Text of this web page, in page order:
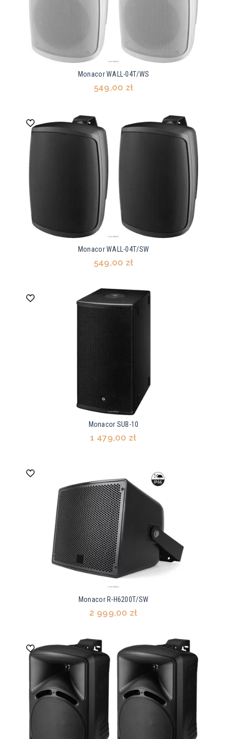
Monacor WALL-04T/WS
549,00 zł
Monacor WALL-04T/SW
549,00 zł
Monacor SUB-10
1 479,00 zł
Monacor R-H6200T/SW
2 999,00 zł